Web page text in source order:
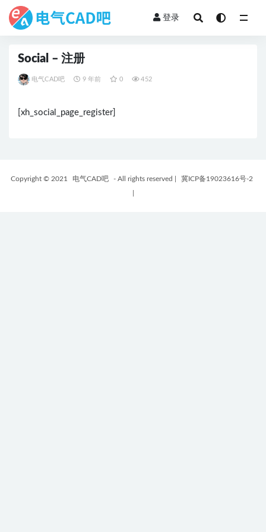
登录
Social – 注册
电气CAD吧 9 年前 0 452
[xh_social_page_register]
Copyright © 2021 电气CAD吧 - All rights reserved
冀ICP备19023616号-2